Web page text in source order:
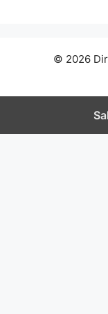
© 2026